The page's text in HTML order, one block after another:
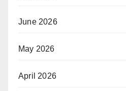
June 2026
May 2026
April 2026